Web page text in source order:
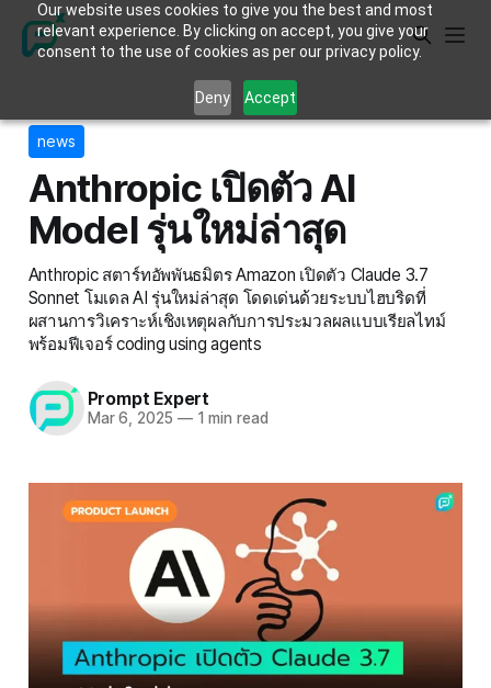
Our website uses cookies to give you the best and most
relevant experience. By clicking on accept, you give your
consent to the use of cookies as per our privacy policy.
Deny Accept
news
Anthropic เปิดตัว AI
Model รุ่นใหม่ล่าสุด
Anthropic สตาร์ทอัพพันธมิตร Amazon เปิดตัว Claude 3.7
Sonnet โมเดล AI รุ่นใหม่ล่าสุด โดดเด่นด้วยระบบไฮบริดที่
ผสานการวิเคราะห์เชิงเหตุผลกับการประมวลผลแบบเรียลไทม์
พร้อมฟีเจอร์ coding using agents
Prompt Expert
Mar 6, 2025 —1 min read